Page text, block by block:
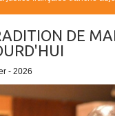
DE
- 2026